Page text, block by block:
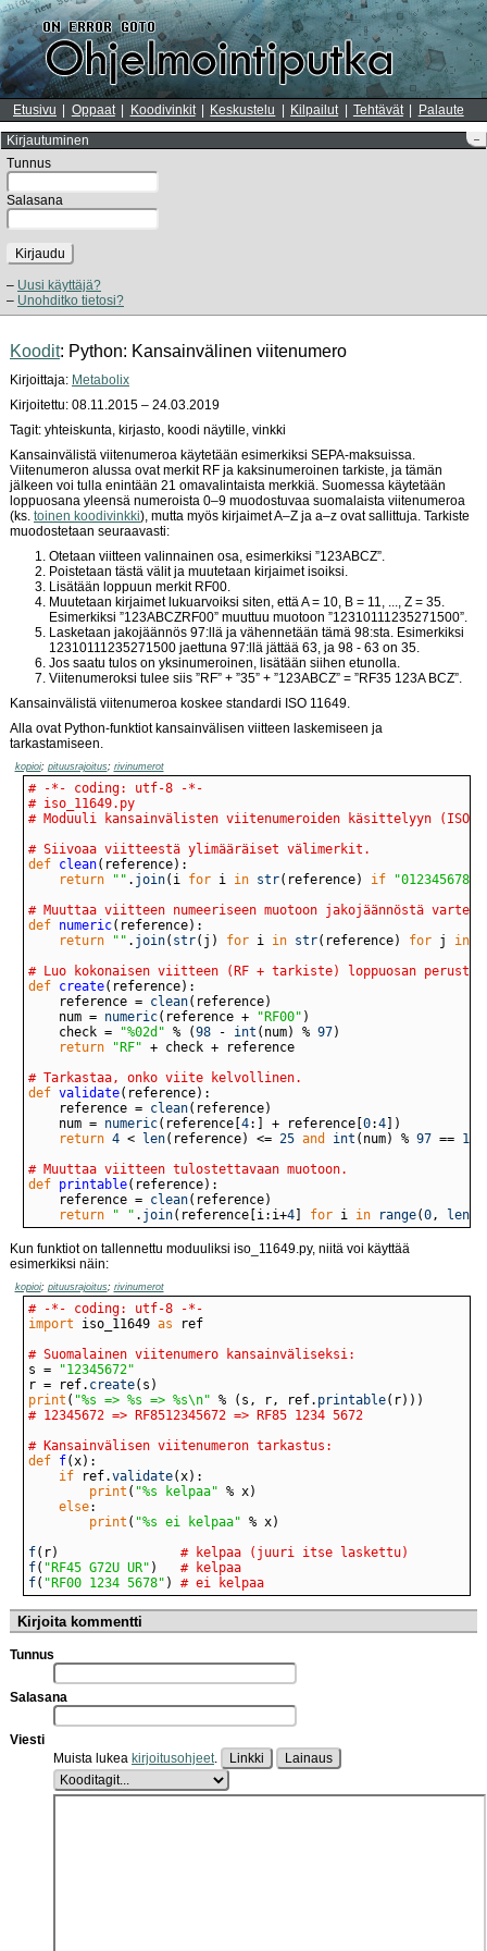
Etusivu Oppaat Koodivinkit Keskustelu Kilpailut Tehtävät Palaute
–
Kirjautuminen
Tunnus
Salasana
Kirjaudu
Uusi käyttäjä?
Unohditko tietosi?
Koodit: Python: Kansainvälinen viitenumero
Kirjoittaja: Metabolix
Kirjoitettu: 08.11.2015 – 24.03.2019
Tagit: yhteiskunta, kirjasto, koodi näytille, vinkki
Kansainvälistä viitenumeroa käytetään esimerkiksi SEPA-maksuissa.
Viitenumeron alussa ovat merkit RF ja kaksinumeroinen tarkiste, ja tämän
jälkeen voi tulla enintään 21 omavalintaista merkkiä. Suomessa käytetään
loppuosana yleensä numeroista 0–9 muodostuvaa suomalaista viitenumeroa
(ks. toinen koodivinkki), mutta myös kirjaimet A–Z ja a–z ovat sallittuja. Tarkiste
muodostetaan seuraavasti:
Otetaan viitteen valinnainen osa, esimerkiksi ”123ABCZ”.
Poistetaan tästä välit ja muutetaan kirjaimet isoiksi.
Lisätään loppuun merkit RF00.
Muutetaan kirjaimet lukuarvoiksi siten, että A = 10, B = 11, ..., Z = 35.
Esimerkiksi ”123ABCZRF00” muuttuu muotoon ”12310111235271500”.
Lasketaan jakojäännös 97:llä ja vähennetään tämä 98:sta. Esimerkiksi
12310111235271500 jaettuna 97:llä jättää 63, ja 98 - 63 on 35.
Jos saatu tulos on yksinumeroinen, lisätään siihen etunolla.
Viitenumeroksi tulee siis ”RF” + ”35” + ”123ABCZ” = ”RF35 123A BCZ”.
Kansainvälistä viitenumeroa koskee standardi ISO 11649.
Alla ovat Python-funktiot kansainvälisen viitteen laskemiseen ja
tarkastamiseen.
kopioi; pituusrajoitus; rivinumerot
# -*- coding: utf-8 -*-
# iso_11649.py
# Moduuli kansainvälisten viitenumeroiden käsittelyyn (ISO
# Siivoaa viitteestä ylimääräiset välimerkit.
def clean
return
"" . join(i for i in str(reference) if
# Muuttaa viitteen numeeriseen muotoon jakojäännöstä varten.
def numeric
return
"" . join( str(j) for i in str(reference) for j in
# Luo kokonaisen viitteen (RF + tarkiste) loppuosan
def create
	reference =
clean
	num =
numeric(reference + "RF00"
	check =
"%02d" % (98 - int (num) % 97
return
"RF"
# Tarkastaa, onko viite kelvollinen.
def validate
	reference =
clean
	num =
numeric(reference[ 4:] + reference[ 0:4
return 4 < len(reference) <= 25 and int (num) % 97 == 1
# Muuttaa viitteen tulostettavaan muotoon.
def printable
	reference =
clean
return
" " . join(reference[i:i+4 for i in range(0, len
Kun funktiot on tallennettu moduuliksi iso_11649.py, niitä voi käyttää
esimerkiksi näin:
kopioi; pituusrajoitus; rivinumerot
# -*- coding: utf-8 -*-
import iso_11649 as
# Suomalainen viitenumero kansainväliseksi:
s =
"12345672"
r = ref. create
print ( "%s => %s => %s\n" % (s, r, ref. printable
# 12345672 => RF8512345672 => RF85 1234 5672
# Kansainvälisen viitenumeron tarkastus:
def f
if ref.validate
print ( "%s kelpaa"
else
print ( "%s ei kelpaa"
f(r) # kelpaa (juuri itse laskettu)
f( "RF45 G72U UR" ) # kelpaa
f( "RF00 1234 5678" ) # ei kelpaa
Kirjoita kommentti
Tunnus
Salasana
Viesti
Muista lukea kirjoitusohjeet. Linkki Lainaus